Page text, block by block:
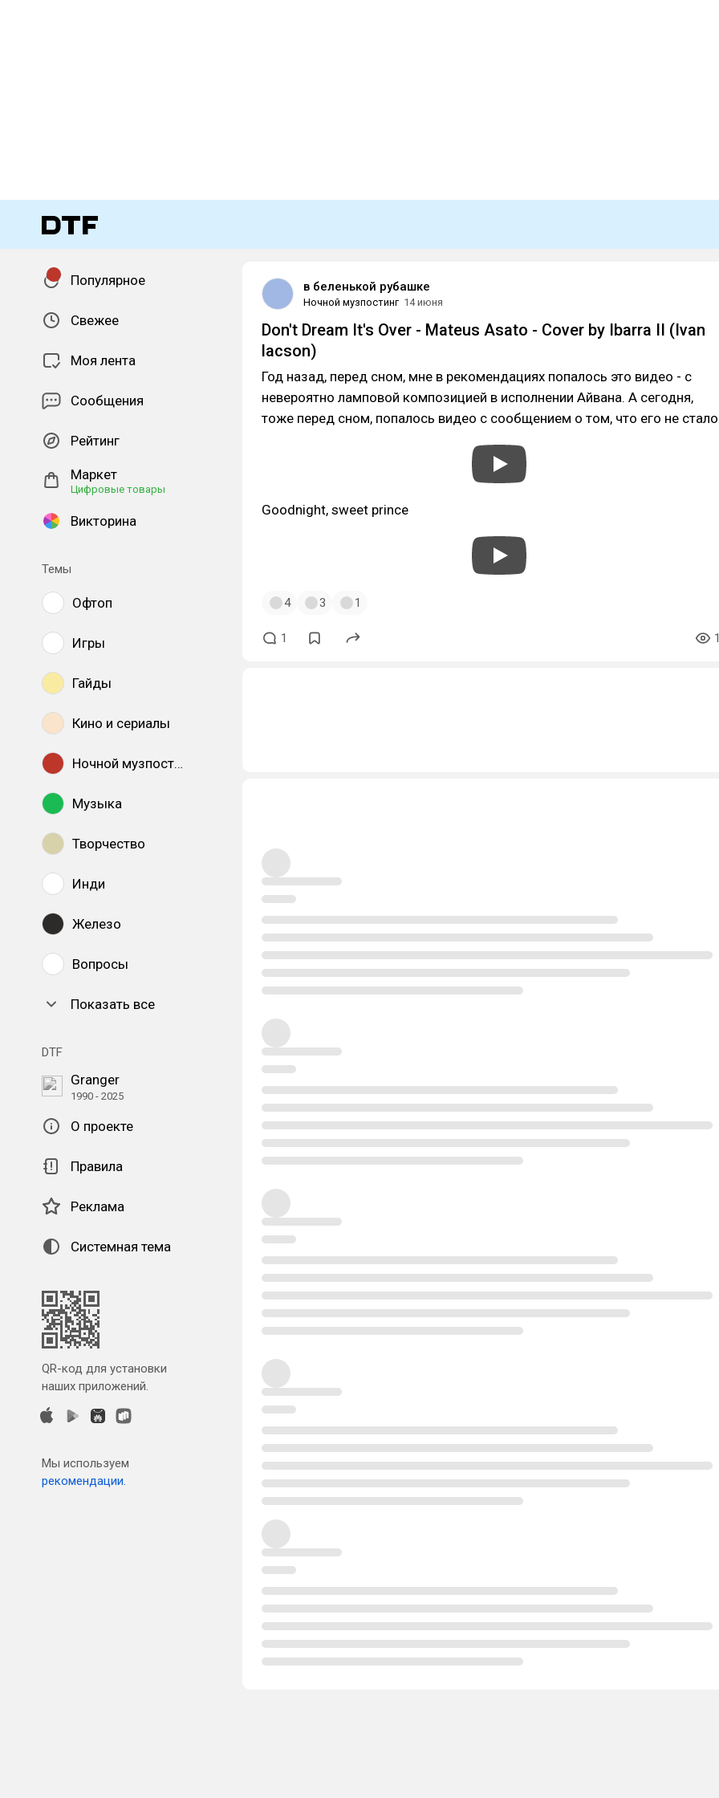
Популярное
Свежее
Моя лента
Сообщения
Рейтинг
Маркет
Цифровые товары
Викторина
Темы
Офтоп
Игры
Гайды
Кино и сериалы
Ночной музпостинг
Музыка
Творчество
Инди
Железо
Вопросы
Показать все
DTF
Granger
1990 - 2025
О проекте
Правила
Реклама
Системная тема
QR-код для установки
наших приложений.
Мы используем
рекомендации.
в беленькой рубашке
Ночной музпостинг 14 июня
Don't Dream It's Over - Mateus Asato - Cover by Ibarra II (Ivan
lacson)
Год назад, перед сном, мне в рекомендациях попалось это видео - с
невероятно ламповой композицией в исполнении Айвана. А сегодня,
тоже перед сном, попалось видео с сообщением о том, что его не
Goodnight, sweet prince
4 3 1
1